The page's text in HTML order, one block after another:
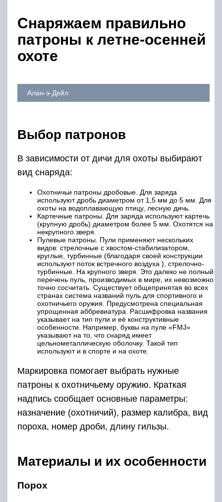
Снаряжаем правильно
патроны к летне-осенней
охоте
Алан-э-Дейл
Выбор патронов
В зависимости от дичи для охоты выбирают
вид снаряда:
Охотничьи патроны дробовые. Для заряда
используют дробь диаметром от 1,5 мм до 5 мм. Для
охоты на водоплавающую птицу, лесную дичь.
Картечные патроны. Для заряда используют картечь
(крупную дробь) диаметром более 5 мм. Охотятся на
некрупного зверя.
Пулевые патроны. Пули применяют нескольких
видов: стрелочные с хвостом-стабилизатором,
круглые, турбинные (благодаря своей конструкции
используют поток встречного воздуха ), стрелочно-
турбинные. На крупного зверя. Это далеко не полный
перечень пуль, производимых в мире, их невозможно
точно сосчитать. Существует общепринятая во всех
странах система названий пуль для спортивного и
охотничьего оружия. Предусмотрена специальная
упрощенная аббревиатура. Расшифровка названия
указывает на тип пули и её конструктивные
особенности. Например, буквы на пуле «FMJ»
указывают на то, что снаряд имеет
цельнометаллическую оболочку. Такой тип
используют и в спорте и на охоте.
Маркировка помогает выбрать нужные
патроны к охотничьему оружию. Краткая
надпись сообщает основные параметры:
назначение (охотничий), размер калибра, вид
пороха, номер дроби, длину гильзы.
Материалы и их особенности
Порох